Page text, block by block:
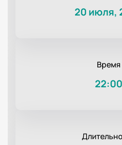
20 июля,
Время
22:00